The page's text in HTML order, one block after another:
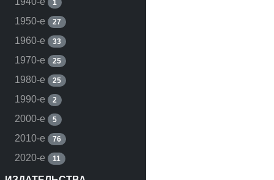
1
1950-е 27
1960-е 33
1970-е 25
1980-е 25
1990-е 2
2000-е 5
2010-е 76
2020-е 11